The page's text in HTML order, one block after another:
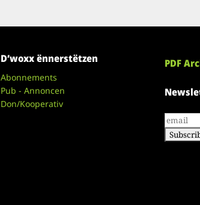
D’woxx ënnerstëtzen
Abonnements
Pub - Annoncen
Don/Kooperativ
PDF